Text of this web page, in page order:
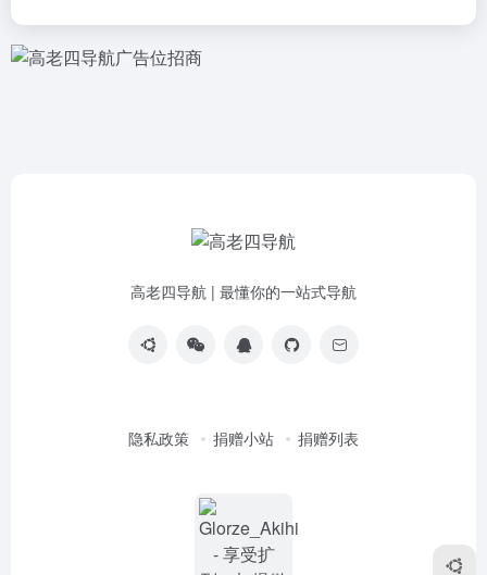
高老四导航 | 最懂你的一站式导航
隐私政策 捐赠小站 捐赠列表